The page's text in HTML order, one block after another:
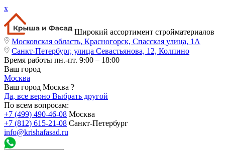
x
Широкий ассортимент стройматериалов
Московская область, Красногорск, Спасская улица, 1А
Санкт-Петербург, улица Севастьянова, 12, Колпино
Время работы пн.-пт. 9:00 – 18:00
Ваш город
Москва
Ваш город Москва ?
Да, все верно Выбрать другой
По всем вопросам:
+7 (499) 490-46-08 Москва
+7 (812) 615-21-08 Санкт-Петербург
info@krishafasad.ru